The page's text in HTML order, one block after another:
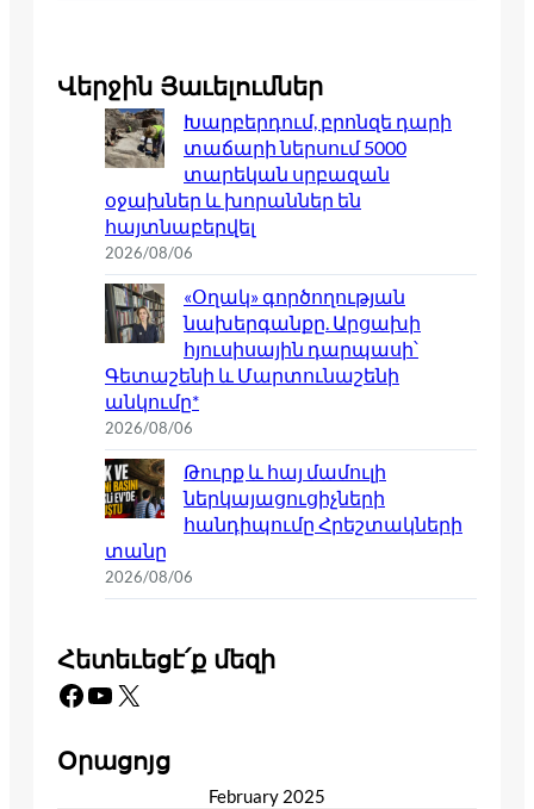
Վերջին Յաւելումներ
Խարբերդում, բրոնզե դարի
տաճարի ներսում 5000
տարեկան սրբազան
օջախներ և խորաններ են
հայտնաբերվել
2026/08/06
«Օղակ» գործողության
նախերգանքը. Արցախի
հյուսիսային դարպասի՝
Գետաշենի և Մարտունաշենի
անկումը*
2026/08/06
Թուրք և հայ մամուլի
ներկայացուցիչների
հանդիպումը Հրեշտակների
տանը
2026/08/06
Հետեւեցէ՛ք մեզի
Facebook YouTube X
Օրացոյց
February 2025